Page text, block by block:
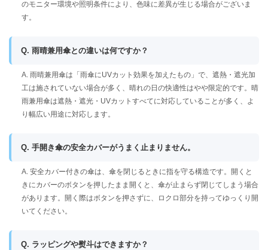
のモニター環境や照明条件により、色味に差異が生じる場合がございま
す。
Q. 雨晴兼用傘との違いは何ですか？
A. 雨晴兼用傘は「雨傘にUVカット効果を加えたもの」で、遮熱・遮光加
工は施されていない場合が多く、晴れの日の快適性はやや限定的です。晴
雨兼用傘は遮熱・遮光・UVカットすべてに対応していることが多く、よ
り幅広い用途に対応します。
Q. 手開き傘の安全カバーがうまく止まりません。
A. 安全カバー付きの傘は、傘を閉じるときに指を守る構造です。開くと
きにカバーのボタンを押したまま開くと、傘が止まらず閉じてしまう場合
があります。開く際はボタンを押さずに、ロクロ部分を持ってゆっくり開
いてください。
Q. ラッピングや熨斗はできますか？